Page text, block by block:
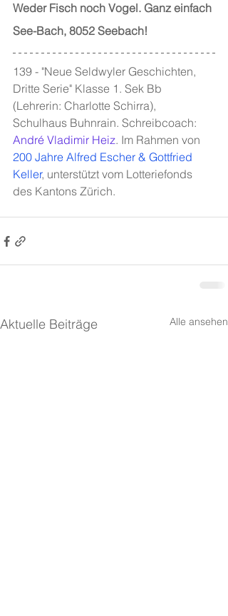
Weder Fisch noch Vogel. Ganz einfach
See-Bach, 8052 Seebach!
139 - "Neue Seldwyler Geschichten,
Dritte Serie" Klasse 1. Sek Bb
(Lehrerin: Charlotte Schirra),
Schulhaus Buhnrain. Schreibcoach:
André Vladimir Heiz. Im Rahmen von
200 Jahre Alfred Escher & Gottfried
Keller, unterstützt vom Lotteriefonds
des Kantons Zürich.
Aktuelle Beiträge Alle ansehen